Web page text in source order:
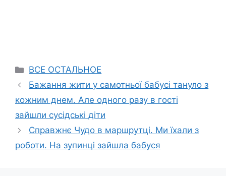
Categories
ВСЕ ОСТАЛЬНОЕ
Бажання жити у самотньої бабусі тануло з
кожним днем. Але одного разу в гості
зайшли сусідські діти
Справжнє Чудо в маршрутці. Ми їхали з
роботи. На зупинці зайшла бабуся